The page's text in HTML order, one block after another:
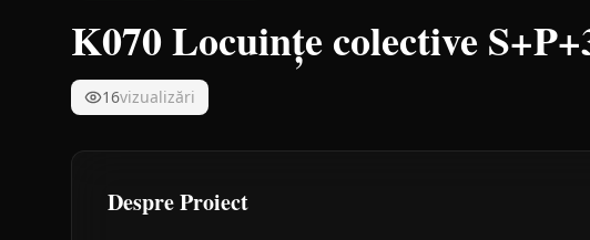
K070 Locuințe colective
16vizualizări
Despre Proiect